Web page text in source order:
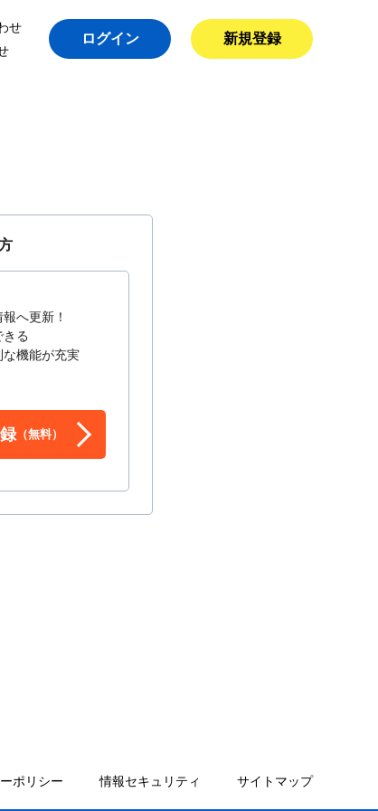
せ
ログイン 新規登録
へ更新！
る
機能が充実
（無料）
ポリシー 情報セキュリティ サイトマップ